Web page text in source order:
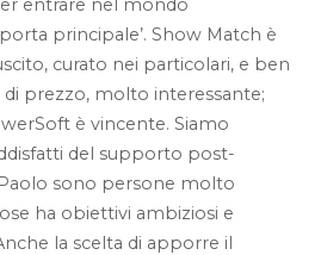
principale’. Show Match è
curato nei particolari, e ben
prezzo, molto interessante;
è vincente. Siamo
del supporto post-
sono persone molto
ha obiettivi ambiziosi e
la scelta di apporre il